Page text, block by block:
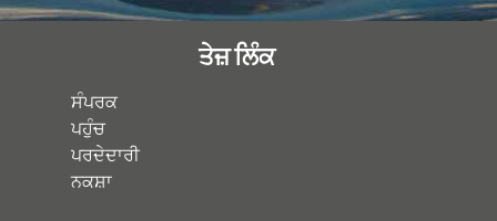
ਤੇਜ਼ ਲਿੰਕ
ਸੰਪਰਕ
ਪਹੁੰਚ
ਪਰਦੇਦਾਰੀ
ਨਕਸ਼ਾ